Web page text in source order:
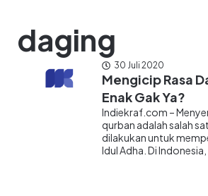
daging
30 Juli 2020
Mengicip Rasa
Enak Gak Ya?
Indiekraf.com –
qurban adalah salah
dilakukan untuk
Idul Adha. Di Indonesia,